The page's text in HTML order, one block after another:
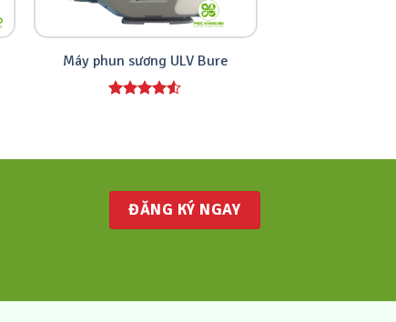
Máy phun sương ULV Bure
ĐĂNG KÝ NGAY